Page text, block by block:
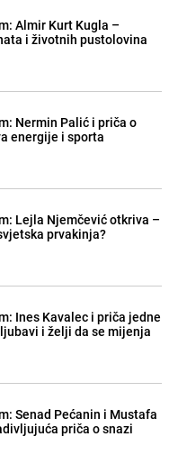
Almir Kurt Kugla –
i životnih pustolovina
Nermin Palić i priča o
energije i sporta
Lejla Njemčević otkriva –
prvakinja?
Ines Kavalec i priča jedne
i želji da se mijenja
Senad Pećanin i Mustafa
priča o snazi